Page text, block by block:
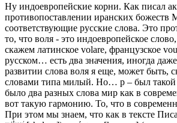
Ну индоевропейские корни. Как писал
противопоставлении иранских божеств
соответствующие русские слова. Это
то, что воля - это индоевропейское
скажем латинское volare, французское
русском… есть два значения, иногда
развитии слова воля я еще, может быть,
словами типа милый. Но… р – был
было два разных слова мир как в
вот такую гармонию. То, что в
При этом мы знаем, что как в тексте